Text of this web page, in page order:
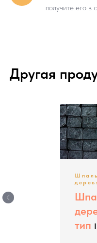
получите его в
Другая
тип I
продукцию, делаются забуры